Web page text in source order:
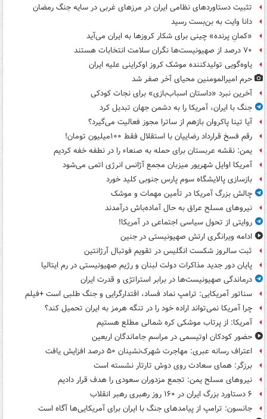
تثبیت دستاوردهای نظامی ایران در مرزهای غربی در سایه جنگ رمضان
دانا وایت به بن‌بست رسید
«کمانِ پرنده» چینی برای شکار کروزها به ایران می‌آید
۷۰ درصد از صهیونیست‌ها نگران سلامت انتخابات هستند
یاوه‌گویی تولیدکننده موشک کروز اوکراینی علیه ایران
حرم امیرالمومنین محیای آخر صفر شد
آخرین نبرد «داستان اسباب‌بازی» برای نجات کودکی
جنگ با ایران، آمریکا را به دشمن جهان تبدیل کرد
آیا تینا پاکروان بازهم از ساترا مجوز فعالیت می‌گیرد؟
رقم فسخ قرارداد رضاییان با استقلال فقط ۱۰۰میلیون تومان!
یمن: نقشه عربستان برای حمله به صنعاء را در نطفه خفه کردیم
آمریکا اوایل شهریور میزبان مجمع آژانس انرژی اتمی می‌شود
بازسازی پالایشگاه سوم پارس جنوبی کلید خورد
چالش بزرگ آمریکا در تأمین مهمات و موشک
نیروهای مسلح عراق به حال آماده‌باش درآمدند
روایتی از تحول سیاسی اجتماعی در آمریکا!
ادامه ویرانگری ارتش صهیونیستی در جنین
ثبت سالروز شکست انگلیس در تقویم فوتبال آرژانتین
پایان دور جدید مذاکرات دولت لبنان و رژیم صهیونیستی در رم ایتالیا
درماندگی صهیونیست‌ها در برابر استراتژی و قدرت ایران
سناتور آمریکایی: ترامپ نماد فساد، اقتدارگرایی و جنگ طلبی است +فیلم
چرا آمریکا نمی‌تواند اراده خود را در تنگه هرمز به ایران تحمیل کند؟
آمریکا: از پرتاب موشکی کره شمالی مطلع هستیم
حضور کودکان اوتیسمی در مراسم جاماندگان اربعین
اعتراف رسانه عبری: مهاجرت شهرک‌نشینان ۵۰ درصد افزایش یافت
برزگر: همای سعادت روی دوش تارتار نشسته است
نیروهای مسلح یمن: تجمع مزدوران سعودی را هدف قرار دادیم
۶ دستاورد بزرگ ایران در ۱۶۰ روز رهبری رهبر انقلاب
جانسون: ترامپ از پیامدهای جنگ با ایران برای آمریکایی‌ها آگاه است